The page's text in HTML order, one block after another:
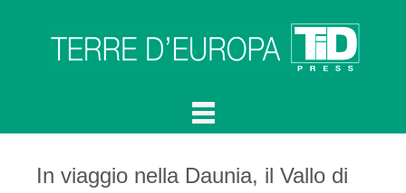
In viaggio nella Daunia, il Vallo di